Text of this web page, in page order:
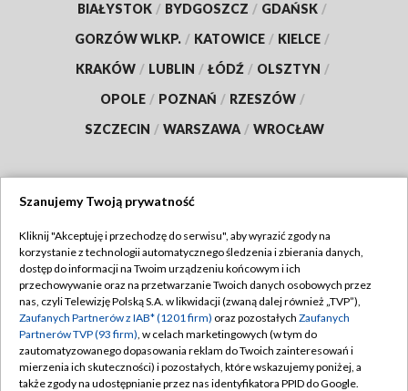
BIAŁYSTOK / BYDGOSZCZ / GDAŃSK /
GORZÓW WLKP. / KATOWICE / KIELCE /
KRAKÓW / LUBLIN / ŁÓDŹ / OLSZTYN /
OPOLE / POZNAŃ / RZESZÓW /
SZCZECIN / WARSZAWA / WROCŁAW
TVP
Abonament TVP
Emisja w TVP
Centrum informacji TVP
Naziemna Telewizja Cyfrowa
Regulamin TVP
Polityka prywatności
Moje zgody
Pomoc
Szanujemy Twoją prywatność
Kliknij "Akceptuję i przechodzę do serwisu", aby wyrazić zgody na
korzystanie z technologii automatycznego śledzenia i zbierania danych,
dostęp do informacji na Twoim urządzeniu końcowym i ich
przechowywanie oraz na przetwarzanie Twoich danych osobowych przez
nas, czyli Telewizję Polską S.A. w likwidacji (zwaną dalej również „TVP”),
Zaufanych Partnerów z IAB* (1201 firm) oraz pozostałych Zaufanych
Partnerów TVP (93 firm), w celach marketingowych (w tym do
zautomatyzowanego dopasowania reklam do Twoich zainteresowań i
mierzenia ich skuteczności) i pozostałych, które wskazujemy poniżej, a
także zgody na udostępnianie przez nas identyfikatora PPID do Google.